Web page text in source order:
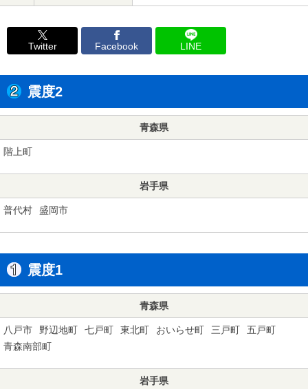
Twitter Facebook LINE
震度2
青森県
階上町
岩手県
普代村 盛岡市
震度1
青森県
八戸市 野辺地町 七戸町 東北町 おいらせ町 三戸町
五戸町
青森南部町
岩手県